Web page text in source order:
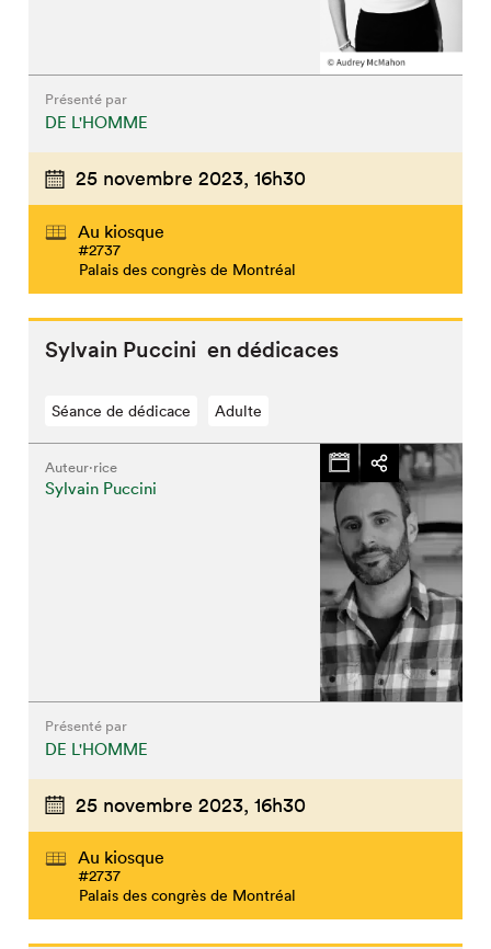
Présenté par
DE L'HOMME
25 novembre 2023, 16h30
Au kiosque
#2737
Palais des congrès de Montréal
Sylvain Puccini en dédicaces
Séance de dédicace Adulte
Auteur·rice
Sylvain Puccini
Présenté par
DE L'HOMME
25 novembre 2023, 16h30
Au kiosque
#2737
Palais des congrès de Montréal